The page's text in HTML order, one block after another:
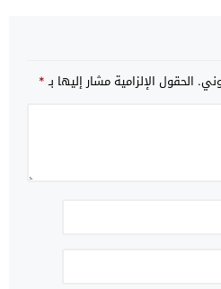
الحقول الإلزامية مشار إليها بـ*